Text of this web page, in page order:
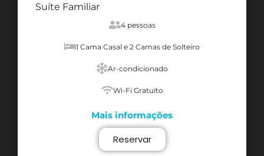
Suíte Familiar
4 pessoas
1 Cama Casal e 2 Camas de Solteiro
Ar-condicionado
Wi-Fi Gratuíto
Mais informações
Reservar